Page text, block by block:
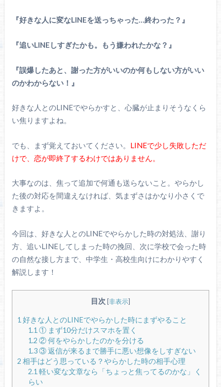
『好きな人に変なLINEを送っちゃった…終わった？』
『追いLINEしすぎたかも。もう嫌われたかな？』
『誤爆したあと、謝った方がいいのか何もしない方がいい
のかわからない！』
好きな人とのLINEでやらかすと、心臓が止まりそうなくら
い焦りますよね。
でも、まず覚えておいてください。 LINEで少し失敗しただ
けで、恋が即終了するわけではありません。
大事なのは、焦って追加で何通も送らないこと。やらかし
た後の対応を間違えなければ、気まずさはかなり小さくで
きますよ。
今回は、好きな人とのLINEでやらかした時の対処法、謝り
方、追いLINEしてしまった時の挽回、次に学校で会った時
の自然な接し方まで、中学生・高校生向けにわかりやすく
解説します！
目次 [非表示]
1 好きな人とのLINEでやらかした時にまずやること
1.1 ① まず10分だけスマホを置く
1.2 ② 何をやらかしたのかを分ける
1.3③ 返信が来るまで勝手に悪い想像をしすぎない
2 相手はどう思っている？やらかした時の相手心理
2.1 軽い変な文章なら「ちょっと焦ってるのかな」く
らい